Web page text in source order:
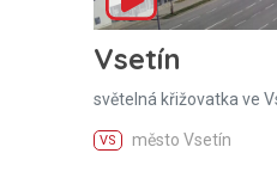
Vsetín
světelná křižovatka ve
VS město Vsetín